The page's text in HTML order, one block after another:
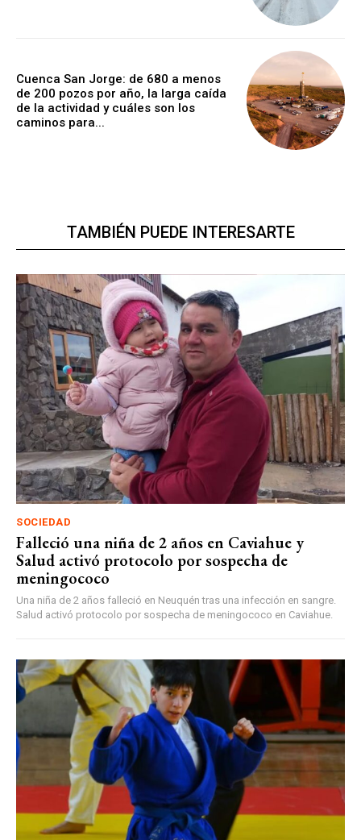
Cuenca San Jorge: de 680 a menos
de 200 pozos por año, la larga caída
de la actividad y cuáles son los
caminos para...
TAMBIÉN PUEDE INTERESARTE
SOCIEDAD
Falleció una niña de 2 años en Caviahue y
Salud activó protocolo por sospecha de
meningococo
Una niña de 2 años falleció en Neuquén tras una infección en sangre.
Salud activó protocolo por sospecha de meningococo en Caviahue.